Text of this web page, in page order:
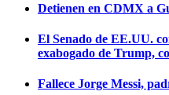
Detienen en CDMX a
El Senado de EE.UU.
exabogado de Trump,
Fallece Jorge Messi,